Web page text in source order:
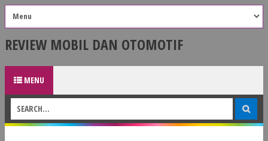
REVIEW MOBIL DAN OTOMOTIF
MENU